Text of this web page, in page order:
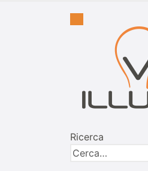
Ricerca